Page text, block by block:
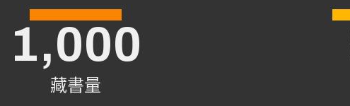
藏書量
1,000